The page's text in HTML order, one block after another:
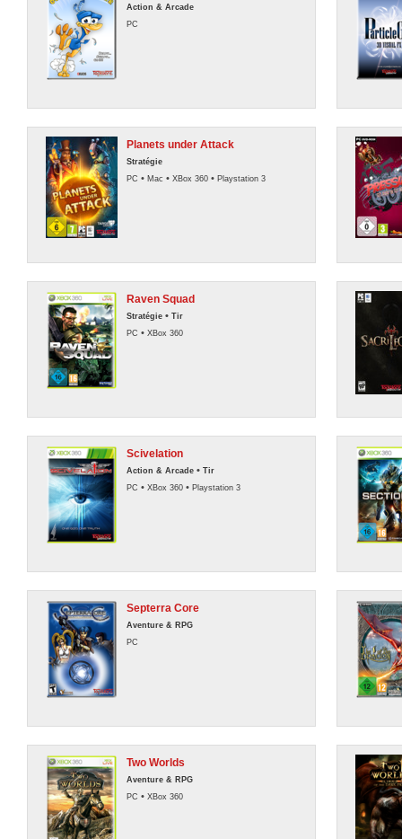
Action & Arcade
PC
Planets under Attack
Stratégie
PC • Mac • XBox 360 • Playstation 3
Raven Squad
Stratégie • Tir
PC • XBox 360
Scivelation
Action & Arcade • Tir
PC • XBox 360 • Playstation 3
Septerra Core
Aventure & RPG
PC
Two Worlds
Aventure & RPG
PC • XBox 360